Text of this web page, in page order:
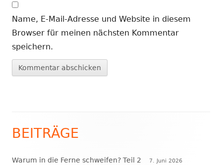
Name, E-Mail-Adresse und Website in diesem
Browser für meinen nächsten Kommentar
speichern.
Haupt-
Seitenleiste
BEITRÄGE
Warum in die Ferne schweifen? Teil 2 7. Juni 2026